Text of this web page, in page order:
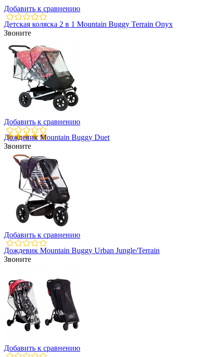
Добавить к сравнению
Детская коляска 2 в 1 Mountain Buggy Terrain Onyx
Звоните
Добавить к сравнению
Дождевик Mountain Buggy Duet
Звоните
Добавить к сравнению
Дождевик Mountain Buggy Urban Jungle/Terrain
Звоните
Добавить к сравнению